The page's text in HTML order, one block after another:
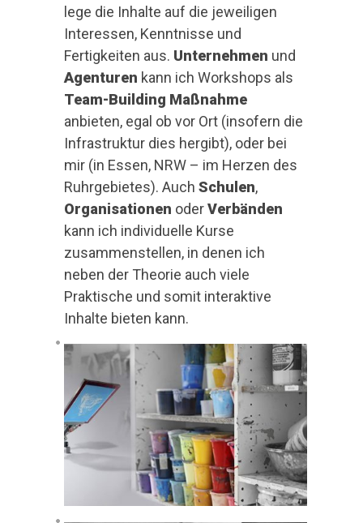
lege die Inhalte auf die jeweiligen
Interessen, Kenntnisse und
Fertigkeiten aus. Unternehmen und
Agenturen kann ich Workshops als
Team-Building Maßnahme
anbieten, egal ob vor Ort (insofern die
Infrastruktur dies hergibt), oder bei
mir (in Essen, NRW – im Herzen des
Ruhrgebietes). Auch Schulen,
Organisationen oderVerbänden
kann ich individuelle Kurse
zusammenstellen, in denen ich
neben der Theorie auch viele
Praktische und somit interaktive
Inhalte bieten kann.